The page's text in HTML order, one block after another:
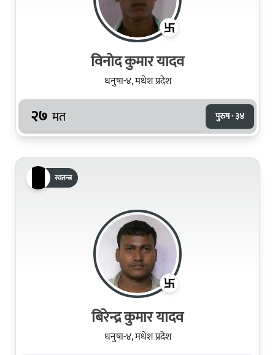
विनोद कुमार यादव
धनुषा-४, मधेश प्रदेश
२७ मत पुरुष · ३४
स्वतन्त्र
बिरेन्द्र कुमार यादव
धनुषा-४, मधेश प्रदेश